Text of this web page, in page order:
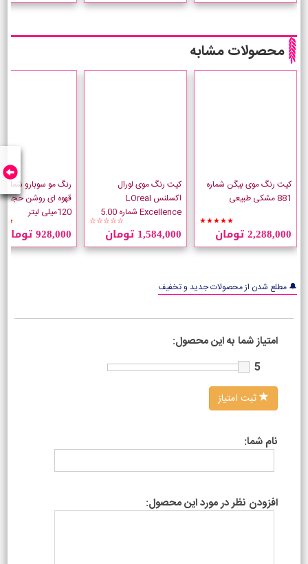
محصولات مشابه
کیت رنگ موی بیگن شماره
881 مشکی طبیعی
★★★★★
2,288,000 تومان
کیت رنگ موی لورال
اکسلنس LOreal
Excellence شماره 5.00
قهوه ای طبیعی روشن☆☆☆☆☆
1,584,000 تومان
قهوه ای روشن حجم
120میلی لیتر
928,000 تومان
🔔 مطلع شدن از محصولات جدید و تخفیف
امتیاز شما به این محصول:
5
ثبت امتیاز
نام شما:
افزودن نظر در مورد این محصول: